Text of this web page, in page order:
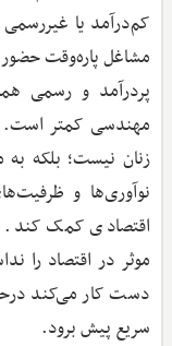
کم‌درآمد یا غیررسمی
مشاغل پاره‌وقت
پردرآمد و رسمی
مهندسی کمتر است.
زنان نیست؛ بلکه
نوآوری‌ها و
اقتصادی کمک کند.
موثر در اقتصاد را
دست کار می‌کند
سریع پیش برود.